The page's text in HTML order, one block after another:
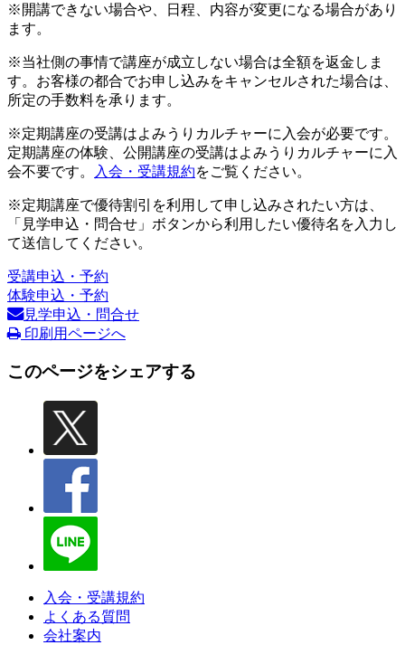
※開講できない場合や、日程、内容が変更になる場合があり
ます。
※当社側の事情で講座が成立しない場合は全額を返金しま
す。お客様の都合でお申し込みをキャンセルされた場合は、
所定の手数料を承ります。
※定期講座の受講はよみうりカルチャーに入会が必要です。
定期講座の体験、公開講座の受講はよみうりカルチャーに入
会不要です。
入会・受講規約をご覧ください。
※定期講座で優待割引を利用して申し込みされたい方は、
「見学申込・問合せ」ボタンから利用したい優待名を入力し
て送信してください。
受講申込・予約
体験申込・予約
見学申込・問合せ
印刷用ページへ
このページをシェアする
入会・受講規約
よくある質問
会社案内